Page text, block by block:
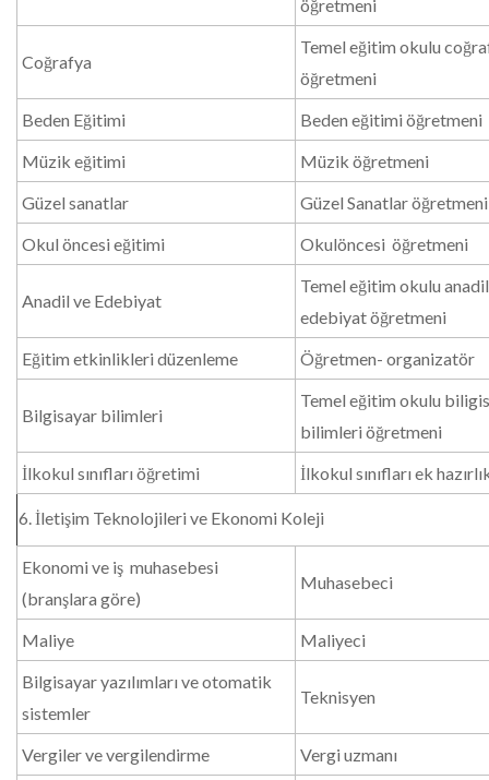
öğretmeni
Coğrafya
Temel eğitim okulu
öğretmeni
Beden Eğitimi
Beden eğitimi öğretmeni
Müzik eğitimi
Müzik öğretmeni
Güzel sanatlar
Güzel Sanatlar öğretmeni
Okul öncesi eğitimi
Okulöncesi öğretmeni
Anadil ve Edebiyat
Temel eğitim okulu
edebiyat öğretmeni
Eğitim etkinlikleri düzenleme
Öğretmen- organizatör
Bilgisayar bilimleri
Temel eğitim okulu
bilimleri öğretmeni
İlkokul sınıfları öğretimi
İlkokul sınıfları ek
6. İletişim Teknolojileri ve Ekonomi Koleji
Ekonomi ve iş muhasebesi
(branşlara göre)
Muhasebeci
Maliye
Maliyeci
Bilgisayar yazılımları ve otomatik
sistemler
Teknisyen
Vergiler ve vergilendirme
Vergi uzmanı